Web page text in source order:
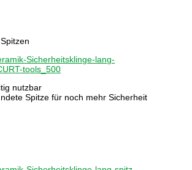
nutzbar
Spitze für noch mehr Sicherheit